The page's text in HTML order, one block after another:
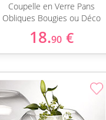
Coupelle en Verre Pans
Obliques Bougies ou Déco
18.90 €